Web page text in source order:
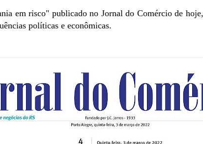
em risco" publicado no Jornal do Comércio de
políticas e econômicas.